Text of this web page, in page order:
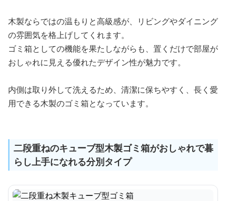
木製ならではの温もりと高級感が、リビングやダイニング
の雰囲気を格上げしてくれます。
ゴミ箱としての機能を果たしながらも、置くだけで部屋が
おしゃれに見える優れたデザイン性が魅力です。
内側は取り外して洗えるため、清潔に保ちやすく、長く愛
用できる木製のゴミ箱となっています。
二段重ねのキューブ型木製ゴミ箱がおしゃれで暮
らし上手になれる分別タイプ